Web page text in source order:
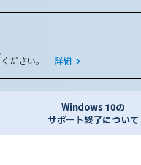
ください。 詳細
Windows 10の
サポート終了について